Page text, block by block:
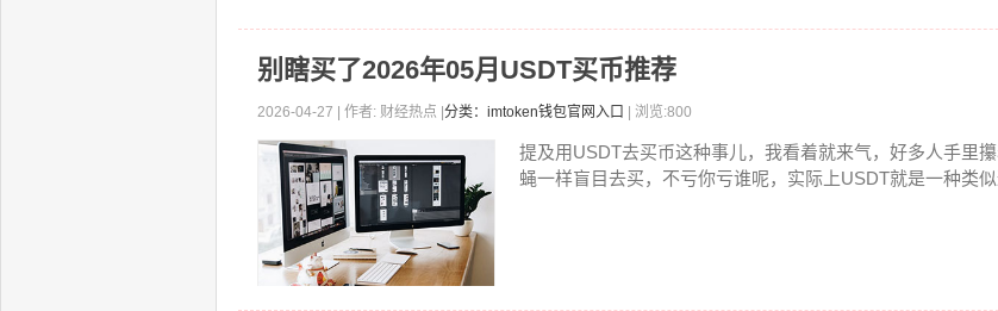
别瞎买了2026年05月USDT买币推荐
2026-04-27 | 作者: 财经热点 | 分类：imtoken钱包官网入口 | 浏览:800
提及用USDT去买币这种事儿，我看着就来气，好多人手里
蝇一样盲目去买，不亏你亏谁呢，实际上USDT就是一种类